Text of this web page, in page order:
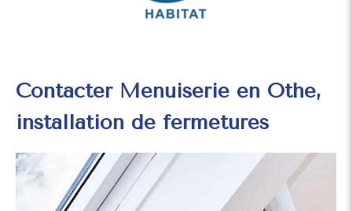
Contacter Menuiserie en Othe,
installation de fermetures